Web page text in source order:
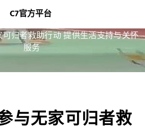
C7官方平台
归者救助行动 提供生活支持与关怀
服务
与无家可归者救